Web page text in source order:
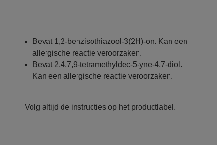
Bevat 1,2-benzisothiazool-3(2H)-on. Kan een
allergische reactie veroorzaken.
Bevat 2,4,7,9-tetramethyldec-5-yne-4,7-diol.
Kan een allergische reactie veroorzaken.
Volg altijd de instructies op het productlabel.